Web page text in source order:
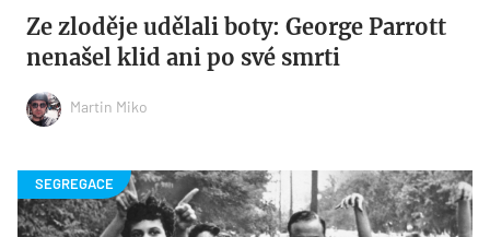
Ze zloděje udělali boty: George Parrott
nenašel klid ani po své smrti
Martin Miko